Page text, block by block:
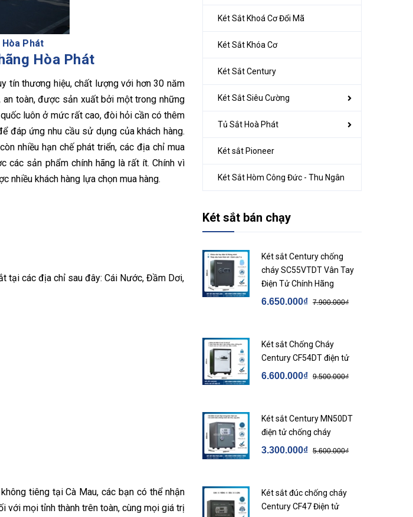
Phát
Hòa Phát
tín thương hiệu, chất lượng với hơn 30 năm
toàn, được sản xuất bởi một trong những
luôn ở mức rất cao, đòi hỏi cần có thêm
đáp ứng nhu cầu sử dụng của khách hàng.
nhiều hạn chế phát triển, các địa chỉ mua
sản phẩm chính hãng là rất ít. Chính vì
nhiều khách hàng lựa chọn mua hàng.
tại các địa chỉ sau đây: Cái Nước, Đầm Dơi,
tiêng tại Cà Mau, các bạn có thể nhận
với mọi tỉnh thành trên toàn, cùng mọi giá trị
Két Sắt Khoá Cơ Đổi Mã
Két Sắt Khóa Cơ
Két Sắt Century
Két Sắt Siêu Cường
Tủ Sắt Hoà Phát
Két sắt Pioneer
Két Sắt Hòm Công Đức - Thu Ngân
Két sắt bán chạy
Két sắt Century chống
cháy SC55VTDT Vân Tay
Điện Tử Chính Hãng
6.650.000₫ 7.900.000₫
Két sắt Chống Cháy
Century CF54DT điện tử
6.600.000₫ 9.500.000₫
Két sắt Century MN50DT
điện tử chống cháy
3.300.000₫ 5.600.000₫
Két sắt đúc chống cháy
Century CF47 Điện tử